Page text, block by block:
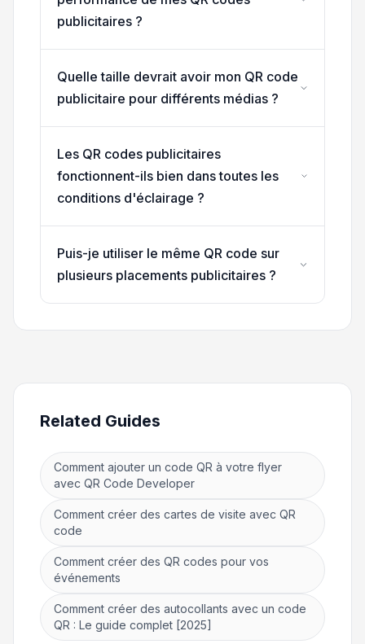
publicitaires ?
Quelle taille devrait avoir mon QR code
publicitaire pour différents médias ?
Les QR codes publicitaires
fonctionnent-ils bien dans toutes les
conditions d'éclairage ?
Puis-je utiliser le même QR code sur
plusieurs placements publicitaires ?
Related Guides
Comment ajouter un code QR à votre flyer
avec QR Code Developer
Comment créer des cartes de visite avec QR
code
Comment créer des QR codes pour vos
événements
Comment créer des autocollants avec un code
QR : Le guide complet [2025]